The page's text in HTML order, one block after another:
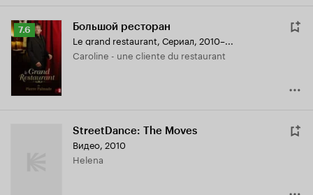
Рейтинг
Кинопоиска
7.6
7.6 Большой ресторан
Le grand restaurant, Сериал, 2010–...
Caroline - une cliente du restaurant
StreetDance: The Moves
Видео, 2010
Helena